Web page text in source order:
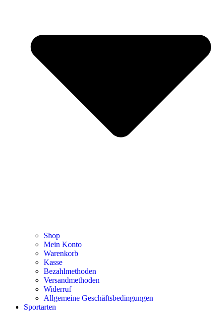
Shop
Mein Konto
Warenkorb
Kasse
Bezahlmethoden
Versandmethoden
Widerruf
Allgemeine Geschäftsbedingungen
Sportarten